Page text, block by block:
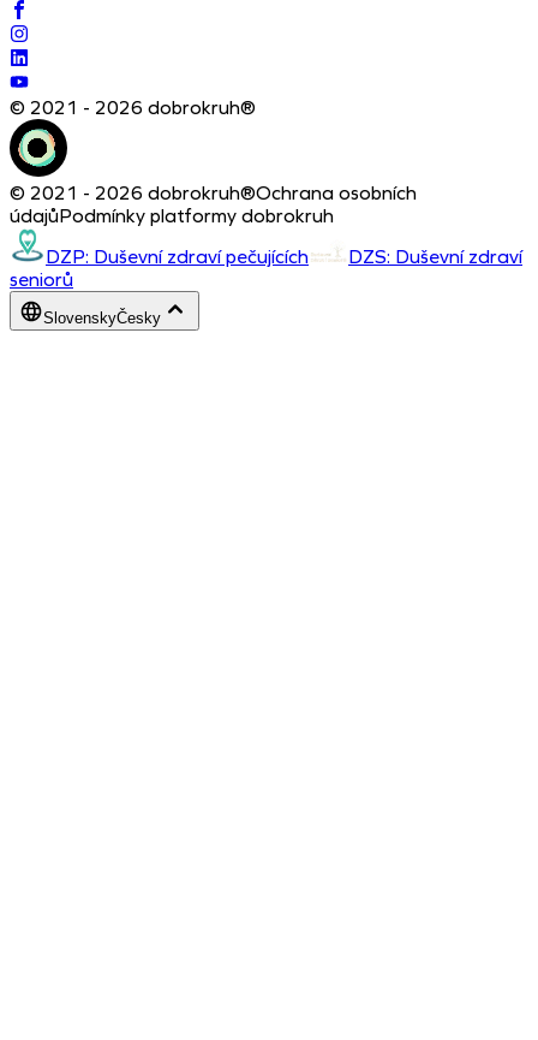
© 2021 - 2026 dobrokruh®
© 2021 - 2026 dobrokruh®Ochrana osobních
údajůPodmínky platformy dobrokruh
DZP: Duševní zdraví pečujících
DZS: Duševní zdraví
seniorů
SlovenskyČesky